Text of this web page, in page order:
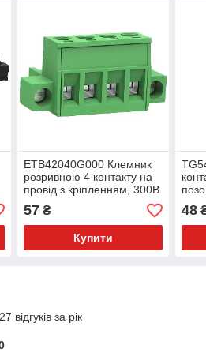
ETB42040G000 Клемник
розривною 4 контакту на
провід з кріпленням, 300В
10A крок-5,08 мм
57₴
Купити
48
відгуків за рік